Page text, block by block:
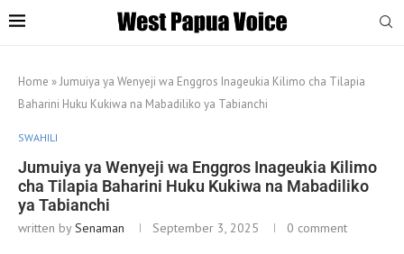
Home »Jumuiya ya Wenyeji wa Enggros Inageukia Kilimo cha Tilapia
Baharini Huku Kukiwa na Mabadiliko ya Tabianchi
SWAHILI
Jumuiya ya Wenyeji wa Enggros Inageukia Kilimo
cha Tilapia Baharini Huku Kukiwa na Mabadiliko
ya Tabianchi
written bySenaman September 3, 2025 0 comment